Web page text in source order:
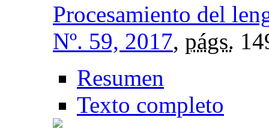
Procesamiento del
Nº. 59, 2017, págs.
Resumen
Texto completo